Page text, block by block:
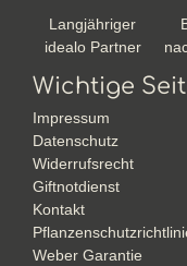
Langjähriger
idealo Partner
Wichtige
Impressum
Datenschutz
Widerrufsrecht
Giftnotdienst
Kontakt
Weber Garantie